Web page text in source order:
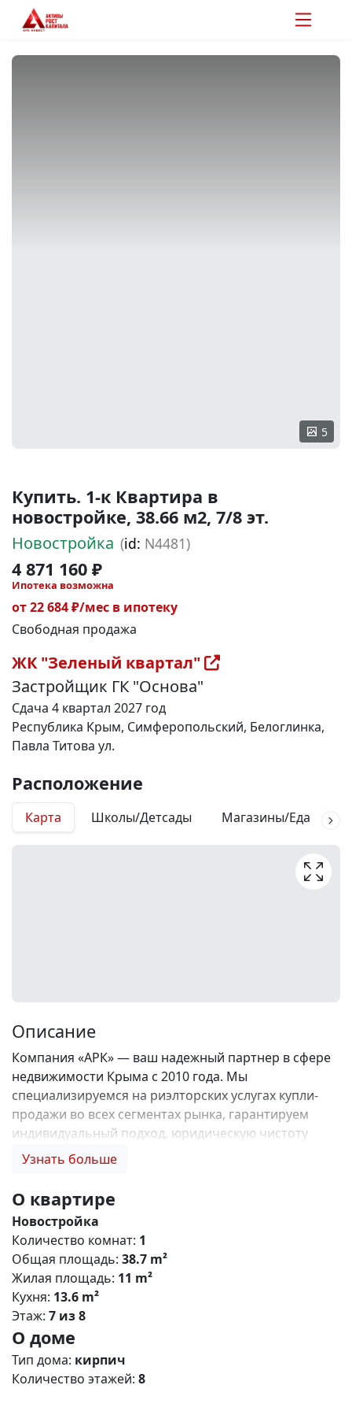
5
Купить. 1-к Квартира в
новостройке, 38.66 м2, 7/8 эт.
Новостройка (id: N4481)
4 871 160 ₽
Ипотека возможна
от 22 684 ₽/мес в ипотеку
Свободная продажа
ЖК "Зеленый квартал"
Застройщик ГК "Основа"
Сдача 4 квартал 2027 год
Республика Крым, Симферопольский, Белоглинка,
Павла Титова ул.
Расположение
Карта Школы/Детсады Магазины/Еда
Описание
Компания «АРК» — ваш надежный партнер в сфере
недвижимости Крыма с 2010 года. Мы
специализируемся на риэлторских услугах купли-
продажи во всех сегментах рынка, гарантируем
индивидуальный подход, юридическую чистоту
объектов и безопасность сделок. Самое ценное для
нас, Вы получаете: 1. 0% комиссии и оформление
ипотеки бесплатно; 2. Покупку недвижимости по
цене застройщика + акции, бонусы, подарки; 3.
Экспертное мнение о каждом застройщике. Ваши
интересы — наш приоритет! 4. Профессиональную
поддержку на всех этапах сделки до получения
ключей; 5. Фейерверк подарков🎁 🎁 🎁! Купи с
нами и выбери свой ПОДАРОК! Жилой комплекс
«Зелёный квартал» (Симферополь) Общая
концепция «Зелёный квартал» — современный
жилой комплекс комфорт‑класса, сочетающий
Узнать больше
О квартире
Новостройка
Количество комнат: 1
Общая площадь: 38.7 m²
Жилая площадь: 11 m²
Кухня: 13.6 m²
Этаж: 7 из 8
О доме
Тип дома: кирпич
Количество этажей: 8